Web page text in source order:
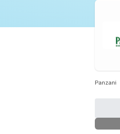
Panzani